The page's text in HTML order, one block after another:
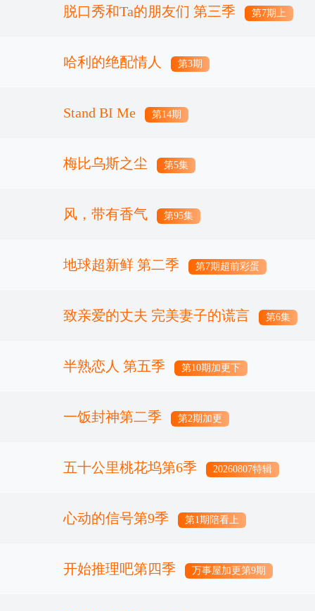
脱口秀和Ta的朋友们 第三季 第7期上
哈利的绝配情人 第3期
Stand BI Me 第14期
梅比乌斯之尘 第5集
风，带有香气 第95集
地球超新鲜 第二季 第7期超前彩蛋
致亲爱的丈夫 完美妻子的谎言 第6集
半熟恋人 第五季 第10期加更下
一饭封神第二季 第2期加更
五十公里桃花坞第6季 20260807特辑
心动的信号第9季 第1期陪看上
开始推理吧第四季 万事屋加更第9期